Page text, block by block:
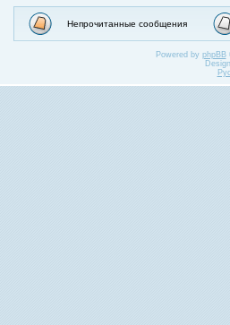
Непрочитанные сообщения
Powered by phpBB